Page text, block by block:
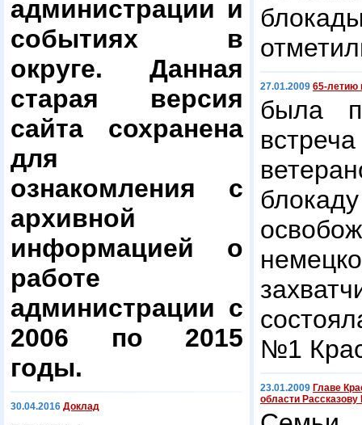
администрации и
событиях в
округе. Данная
старая версия
сайта сохранена
для
ознакомления с
архивной
информацией о
работе
администрации с
2006 по 2015
годы.
30.04.2016 Доклад
27.01.2009 65-летию
была
№1
23.01.2009 Главе
области Рассказову